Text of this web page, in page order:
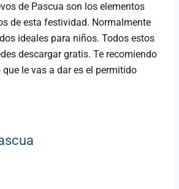
de Pascua son los elementos
de esta festividad. Normalmente
ideales para niños. Todos estos
descargar gratis. Te recomiendo
le vas a dar es el permitido